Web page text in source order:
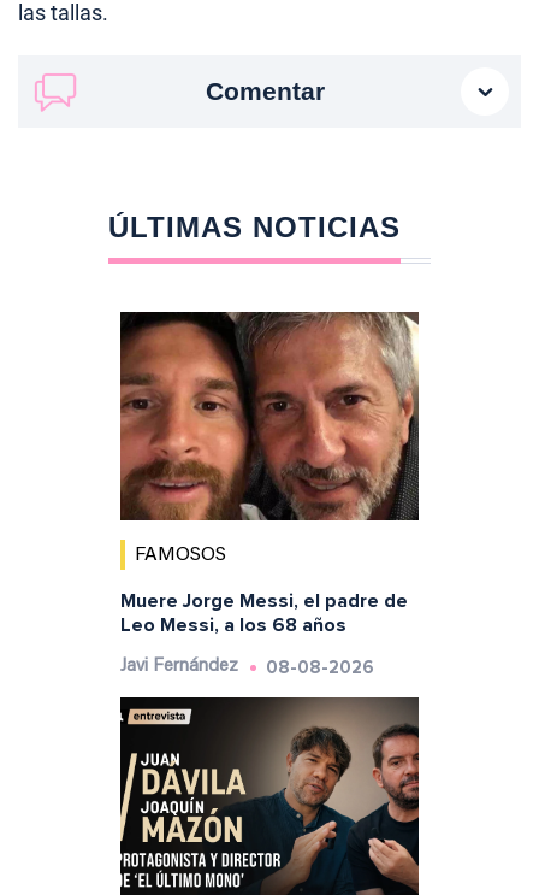
las tallas.
Comentar
ÚLTIMAS NOTICIAS
FAMOSOS
Muere Jorge Messi, el padre de
Leo Messi, a los 68 años
Javi Fernández 08-08-2026